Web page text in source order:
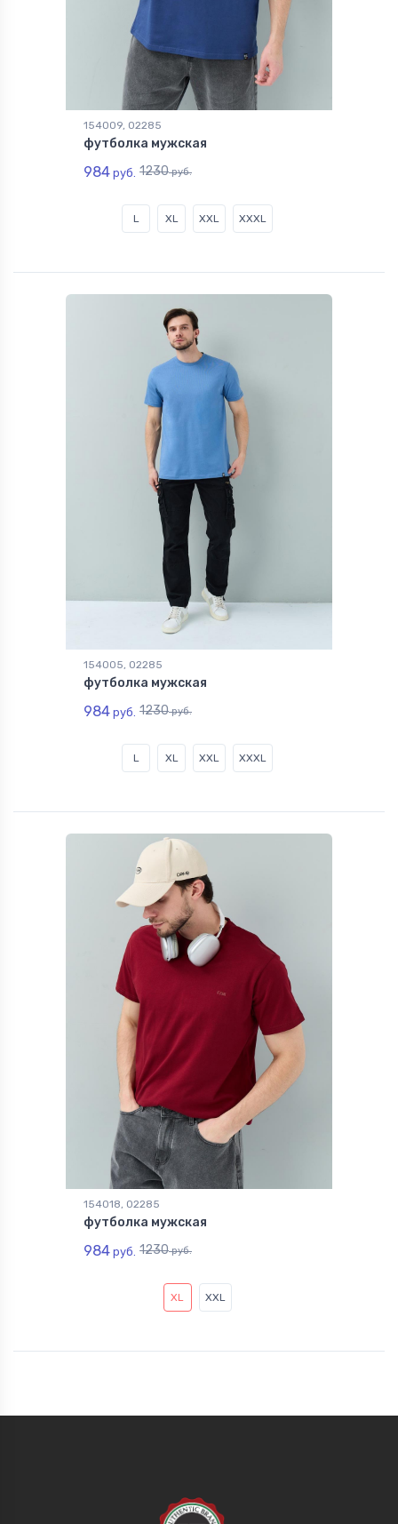
154009, 02285
футболка мужская
984 руб. 1230руб.
L XL XXL XXXL
154005, 02285
футболка мужская
984 руб. 1230руб.
L XL XXL XXXL
154018, 02285
футболка мужская
984 руб. 1230руб.
XL XXL